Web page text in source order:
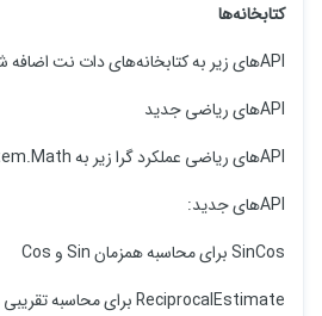
کتابخانه‌ها
APIهای زیر به کتابخانه‌های دات نت اضافه شده‌اند.
APIهای ریاضی جدید
APIهای ریاضی عملکرد گرا زیر به System.Math اضافه شده‌اند.
APIهای جدید:
SinCos برای محاسبه همزمان Sin و Cos
ReciprocalEstimate برای محاسبه تقریبی 1 / x